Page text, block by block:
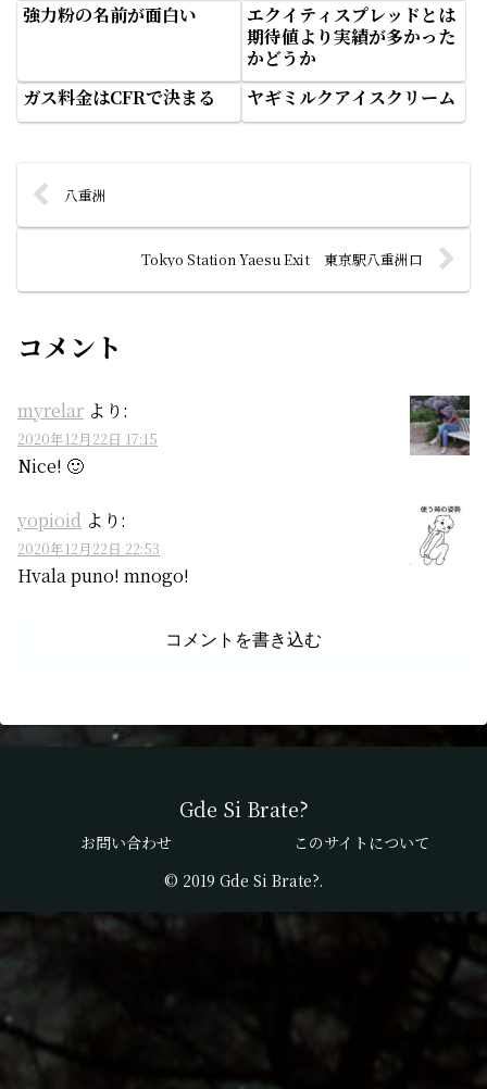
強力粉の名前が面白い
エクイティスプレッドとは
期待値より実績が多かった
かどうか
ガス料金はCFRで決まる
ヤギミルクアイスクリーム
八重洲
Tokyo Station Yaesu Exit 東京駅八重洲口
コメント
myrelar より:
2020年12月22日 17:15
Nice! 🙂
yopioid より:
2020年12月22日 22:53
Hvala puno! mnogo!
コメントを書き込む
Gde Si Brate?
お問い合わせ
このサイトについて
© 2019 Gde Si Brate?.